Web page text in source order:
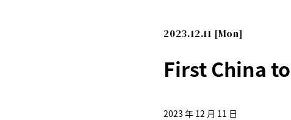
2023.12.11 [Mon]
First China
2023 年 12 月 11 日